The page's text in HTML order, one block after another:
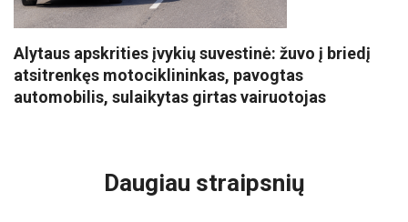
Alytaus apskrities įvykių suvestinė: žuvo į briedį
atsitrenkęs motociklininkas, pavogtas
automobilis, sulaikytas girtas vairuotojas
Daugiau straipsnių